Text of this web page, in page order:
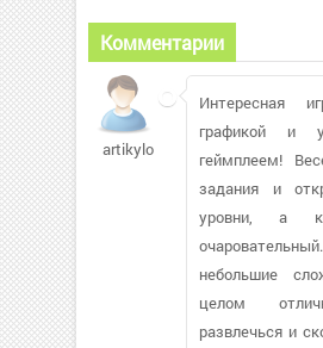
Комментарии
artikylov
Интересная
графикой и
геймплеем!
задания и
уровни, а
небольшие
целом
развлечься и